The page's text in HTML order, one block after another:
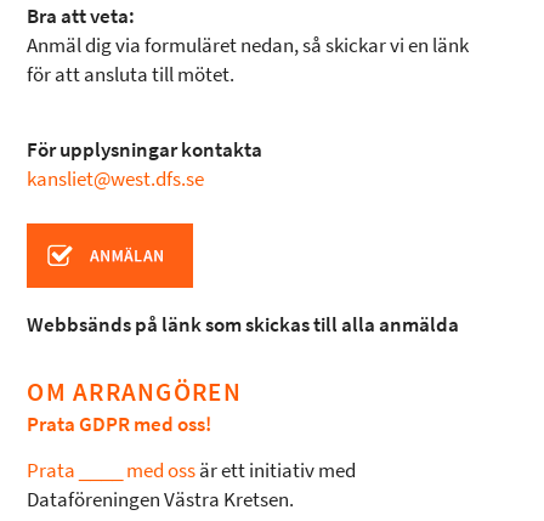
Bra att veta:
Anmäl dig via formuläret nedan, så skickar vi en länk
för att ansluta till mötet.
För upplysningar kontakta
kansliet@west.dfs.se
Webbsänds på länk som skickas till alla anmälda
OM ARRANGÖREN
Prata GDPR med oss!
Prata ____ med ossär ett initiativ med
Dataföreningen Västra Kretsen.